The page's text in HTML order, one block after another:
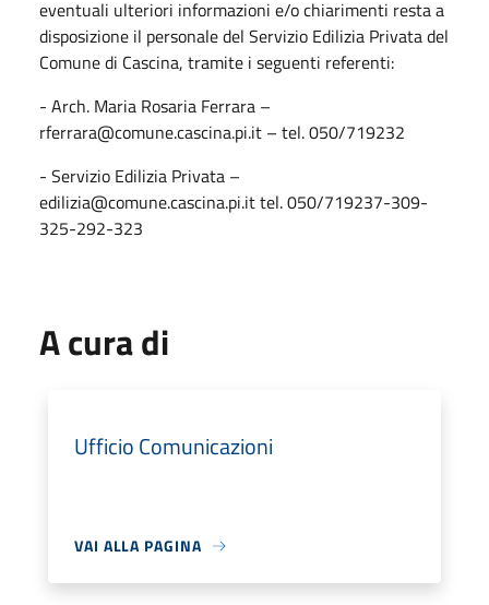
eventuali ulteriori informazioni e/o chiarimenti resta a
disposizione il personale del Servizio Edilizia Privata del
Comune di Cascina, tramite i seguenti referenti:
- Arch. Maria Rosaria Ferrara –
rferrara@comune.cascina.pi.it – tel. 050/719232
- Servizio Edilizia Privata –
edilizia@comune.cascina.pi.it tel. 050/719237-309-
325-292-323
A cura di
Ufficio Comunicazioni
VAI ALLA PAGINA